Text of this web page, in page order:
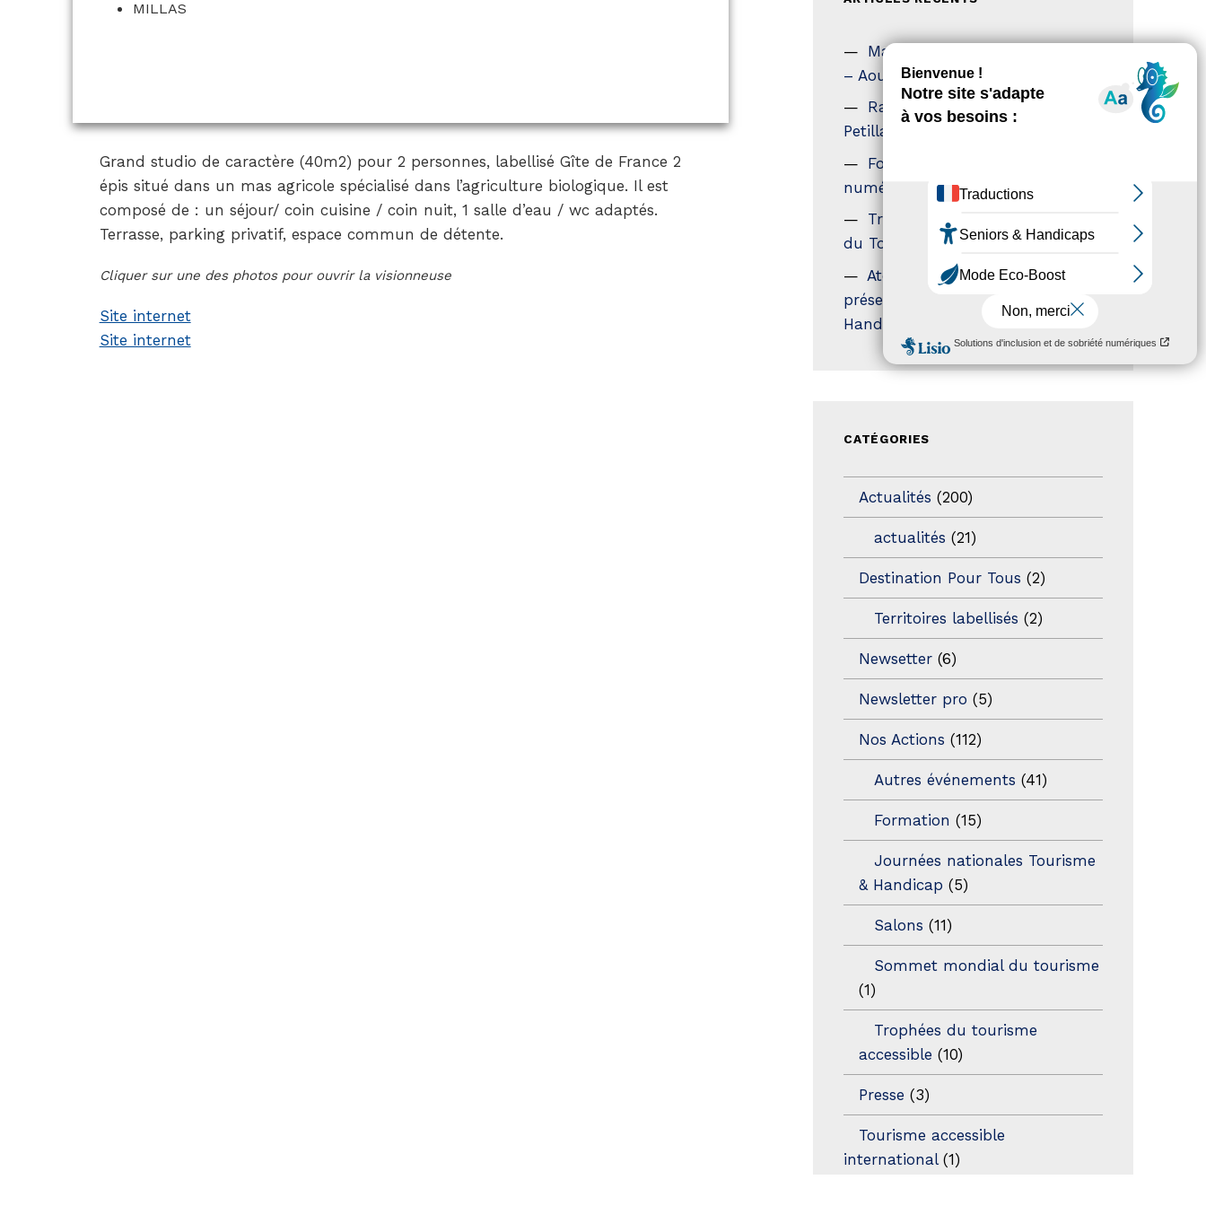
MILLAS
Grand studio de caractère (40m2) pour 2 personnes, labellisé Gîte de France 2
épis situé dans un mas agricole spécialisé dans l’agriculture biologique. Il est
composé de : un séjour/ coin cuisine / coin nuit, 1 salle d’eau / wc adaptés.
Terrasse, parking privatif, espace commun de détente.
Cliquer sur une des photos pour ouvrir la visionneuse
Site internet
Site internet
Magazine Tourisme Accessible
– Aout 2026
Rallye Aicha des Gazelles – Les
Petillantes
Formation Communication
numérique
Trophées Horizons – Acteurs
du Tourisme Durable
Atout France – flyer
présentation label Tourisme &
Handicap
CATÉGORIES
Actualités (200)
actualités (21)
Destination Pour Tous (2)
Territoires labellisés (2)
Newsetter (6)
Newsletter pro (5)
Nos Actions (112)
Autres événements (41)
Formation (15)
Journées nationales Tourisme
& Handicap (5)
Salons (11)
Sommet mondial du tourisme
(1)
Trophées du tourisme
accessible (10)
Presse (3)
Tourisme accessible
international(1)